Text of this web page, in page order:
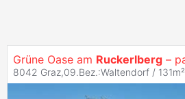
Grüne Oase am Ruckerlberg –
8042 Graz,09.Bez.:Waltendorf /